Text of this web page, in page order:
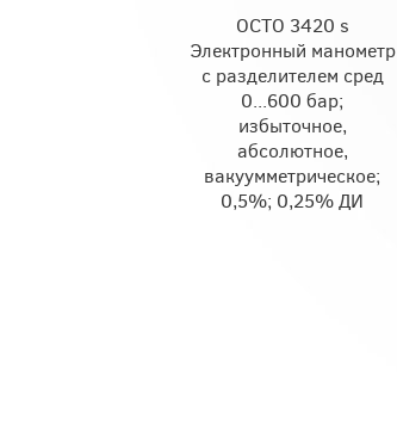
OCTO 3420 s
Электронный манометр
с разделителем сред
0...600 бар;
избыточное,
абсолютное,
вакуумметрическое;
0,5%; 0,25% ДИ